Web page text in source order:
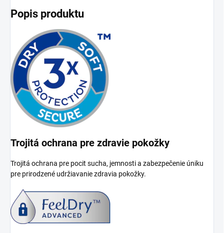
Popis produktu
Trojitá ochrana pre zdravie pokožky
Trojitá ochrana pre pocit sucha, jemnosti a zabezpečenie úniku
pre prirodzené udržiavanie zdravia pokožky.